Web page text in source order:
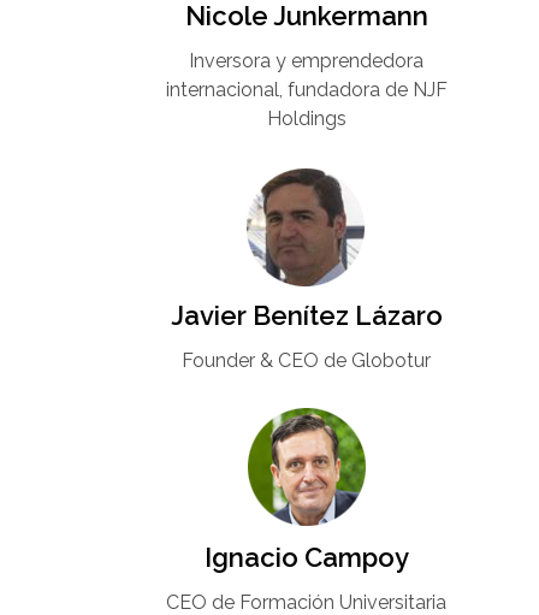
Nicole Junkermann​
Inversora y emprendedora
internacional, fundadora de NJF
Holdings
Javier Benítez Lázaro
Founder & CEO de Globotur​
Ignacio Campoy​
CEO de Formación Universitaria​